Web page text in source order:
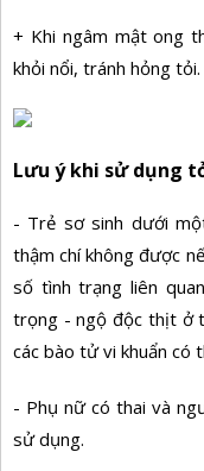
+ Khi ngâm mật ong
khỏi nổi, tránh hỏng tỏi.
Lưu ý khi sử dụng
- Trẻ sơ sinh dưới
thậm chí không được
số tình trạng liên
trọng - ngộ độc thịt ở
các bào tử vi khuẩn có
- Phụ nữ có thai và
sử dụng.